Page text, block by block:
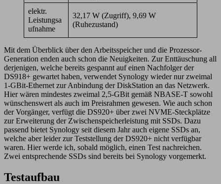
elektr.
Leistungsa
ufnahme
32,17 W (Zugriff), 9,69 W
(Ruhezustand)
Mit dem Überblick über den Arbeitsspeicher und die Prozessor-
Generation enden auch schon die Neuigkeiten. Zur Enttäuschung all
derjenigen, welche bereits gespannt auf einen Nachfolger der
DS918+ gewartet haben, verwendet Synology wieder nur zweimal
1-GBit-Ethernet zur Anbindung der DiskStation an das Netzwerk.
Hier wären mindestes zweimal 2,5-GBit gemäß NBASE-T sowohl
wünschenswert als auch im Preisrahmen gewesen. Wie auch schon
der Vorgänger, verfügt die DS920+ über zwei NVME-Steckplätze
zur Erweiterung der Zwischenspeicherleistung mit SSDs. Dazu
passend bietet Synology seit diesem Jahr auch eigene SSDs an,
welche aber leider zur Teststellung der DS920+ nicht verfügbar
waren. Hier werde ich, sobald möglich, einen Test nachreichen.
Zwei entsprechende SSDs sind bereits bei Synology vorgemerkt.
Testaufbau